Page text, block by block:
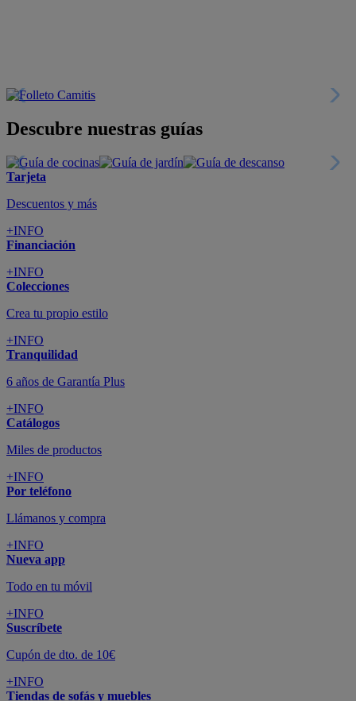
Descubre nuestras guías
Tarjeta
Descuentos y más
+INFO
Financiación
+INFO
Colecciones
Crea tu propio estilo
+INFO
Tranquilidad
6 años de Garantía Plus
+INFO
Catálogos
Miles de productos
+INFO
Por teléfono
Llámanos y compra
+INFO
Nueva app
Todo en tu móvil
+INFO
Suscríbete
Cupón de dto. de 10€
+INFO
Tiendas de sofás y muebles